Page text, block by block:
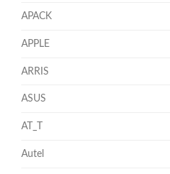
APACK
APPLE
ARRIS
ASUS
AT_T
Autel